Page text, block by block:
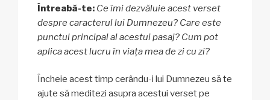
Întreabă-te: Ce îmi dezvăluie acest verset
despre caracterul lui Dumnezeu? Care este
punctul principal al acestui pasaj? Cum pot
aplica acest lucru în viața mea de zi cu zi?
Încheie acest timp cerându-i lui Dumnezeu să te
ajute să meditezi asupra acestui verset pe